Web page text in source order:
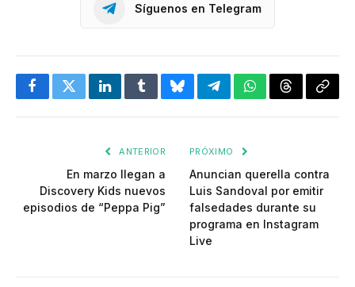
Síguenos en Telegram
FacebookTwitterLinkedInTumblrBlueskyTelegramWhatsApp
Threads
ANTERIOR
En marzo llegan a
Discovery Kids nuevos
episodios de “Peppa Pig”
PRÓXIMO
Anuncian querella contra
Luis Sandoval por emitir
falsedades durante su
programa en Instagram
Live